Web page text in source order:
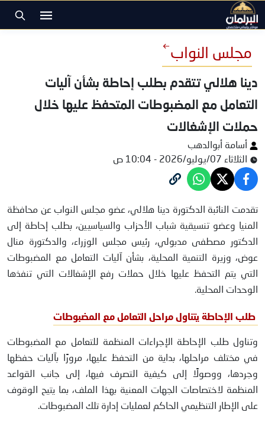
مجلس النواب
دينا هلالي تتقدم بطلب إحاطة بشأن آليات
التعامل مع المضبوطات المتحفظ عليها خلال
حملات الإشغالات
أسامة أبوالدهب
الثلاثاء 07/يوليو/2026 - 10:04 ص
دينا هلالي
تقدمت النائبة الدكتورة دينا هلالي، عضو مجلس النواب عن محافظة
المنيا وعضو تنسيقية شباب الأحزاب والسياسيين، بطلب إحاطة إلى
الدكتور مصطفى مدبولي، رئيس مجلس الوزراء، والدكتورة منال
عوض، وزيرة التنمية المحلية، بشأن آليات التعامل مع المضبوطات
التي يتم التحفظ عليها خلال حملات رفع الإشغالات التي تنفذها
الوحدات المحلية.
طلب الإحاطة يتناول مراحل التعامل مع المضبوطات
وتناول طلب الإحاطة الإجراءات المنظمة للتعامل مع المضبوطات
في مختلف مراحلها، بداية من التحفظ عليها، مرورًا بآليات حفظها
وجردها، ووصولًا إلى كيفية التصرف فيها، إلى جانب القواعد
المنظمة لاختصاصات الجهات المعنية بهذا الملف، بما يتيح الوقوف
على الإطار التنظيمي الحاكم لعمليات إدارة تلك المضبوطات.